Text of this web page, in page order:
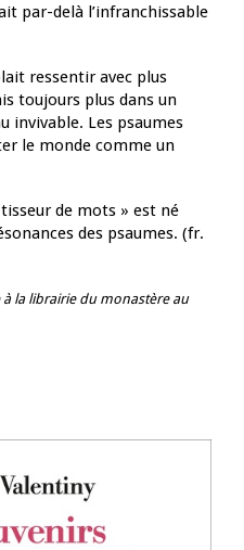
par-delà l’infranchissable
ressentir avec plus
toujours plus dans un
invivable. Les psaumes
le monde comme un
de mots » est né
des psaumes. (fr.
la librairie du monastère au